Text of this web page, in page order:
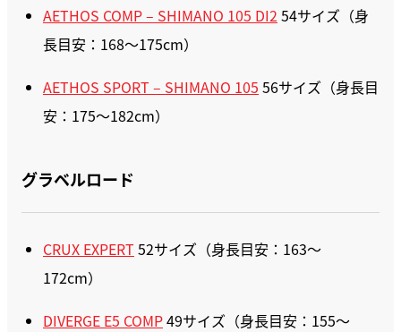
AETHOS COMP – SHIMANO 105 DI2 54サイズ（身
長目安：168〜175cm）
AETHOS SPORT – SHIMANO 105 56サイズ（身長目
安：175〜182cm）
グラベルロード
CRUX EXPERT 52サイズ（身長目安：163〜
172cm）
DIVERGE E5 COMP49サイズ（身長目安：155〜